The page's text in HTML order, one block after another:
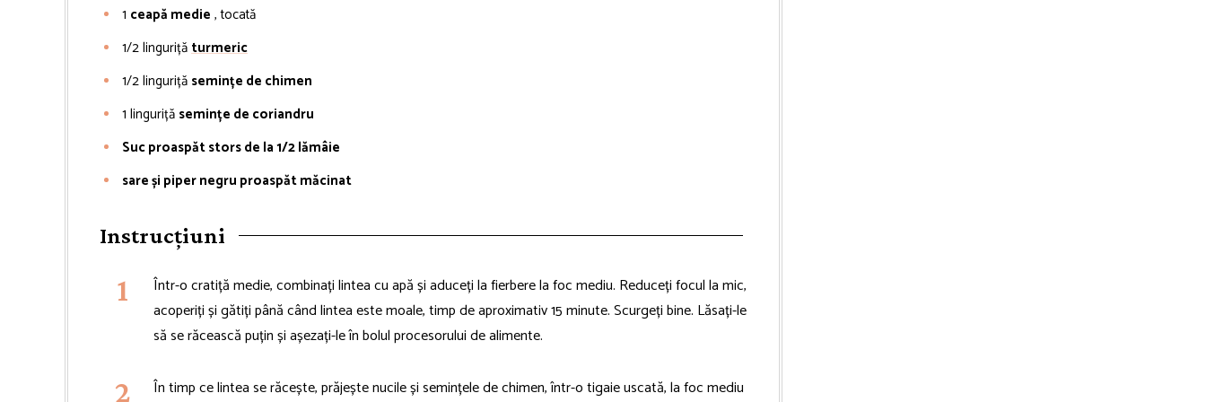
1 ceapă medie , tocată
1/2lingurițăturmeric
1/2linguriță semințe de chimen
1 linguriță semințe de coriandru
Suc proaspăt stors de la 1/2 lămâie
sare și piper negru proaspăt măcinat
Instrucțiuni
Într-o cratiță medie, combinați lintea cu apă și aduceți la fierbere la foc mediu. Reduceți focul la mic,
acoperiți și gătiți până când lintea este moale, timp de aproximativ 15 minute. Scurgeți bine. Lăsați-le
să se răcească puțin și așezați-le în bolul procesorului de alimente.
În timp ce lintea se răcește, prăjește nucile și semințele de chimen, într-o tigaie uscată, la foc mediu